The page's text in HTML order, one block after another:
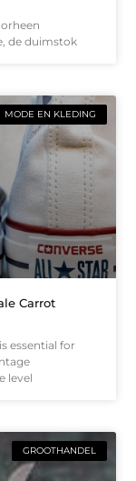
de duimstok
MODE EN KLEDING
Carrot
essential for
level
GROOTHANDEL